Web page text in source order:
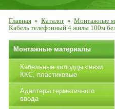
Главная » Каталог » Монтажные
Кабель телефонный 4 жилы 100м
Монтажные материалы
Кабельные колодцы связи
ККС, пластиковые
Адаптеры герметичного
ввода